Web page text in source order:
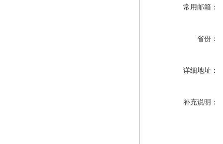
常用邮箱：
省份：
详细地址：
补充说明：